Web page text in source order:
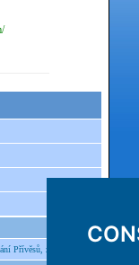
Přívěsů, zóna wifi, Spa